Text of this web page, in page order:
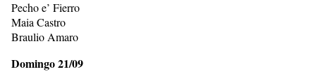
Pecho e’ Fierro
Maia Castro
Braulio Amaro
Domingo 21/09